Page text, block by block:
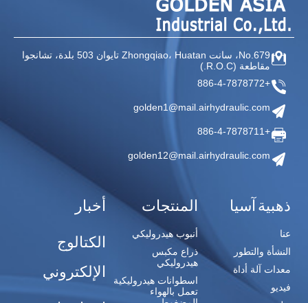
No.679، سانت Zhongqiao، Huatan تايوان
503 بلدة، تشانجوا
مقاطعة (R.O.C.)
+886-4-7878772
golden1@mail.airhydraulic.com
+886-4-7878711
golden12@mail.airhydraulic.com
ذهبية آسيا
عنا
النشأة والتطور
معدات آلة أداة
فيديو
المنتجات
أنبوب هيدروليكي
ذراع مكبس
هيدروليكي
اسطوانات هيدروليكية
تعمل بالهواء
أخبار
الكتالوج
الإلكتروني